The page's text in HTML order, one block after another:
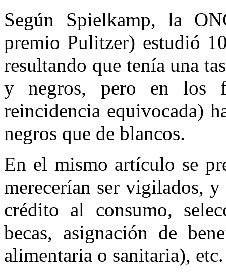
Según Spielkamp, la
premio Pulitzer) estudió
resultando que tenía una
y negros, pero en los
reincidencia equivocada)
negros que de blancos.
En el mismo artículo se
merecerían ser vigilados,
crédito al consumo,
becas, asignación de
alimentaria o sanitaria),